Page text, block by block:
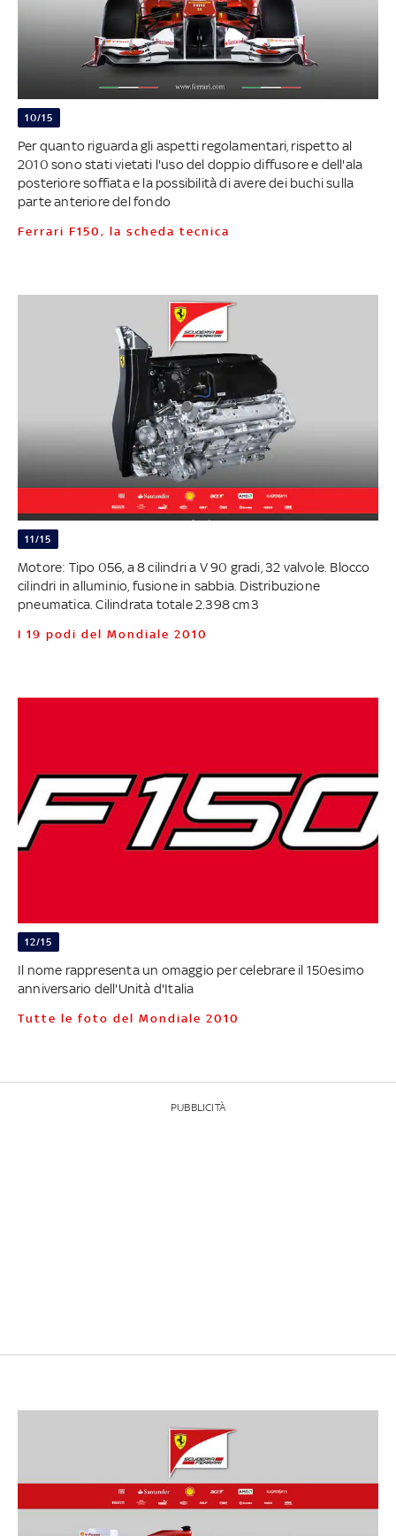
10/15
Per quanto riguarda gli aspetti regolamentari, rispetto al
2010 sono stati vietati l'uso del doppio diffusore e dell'ala
posteriore soffiata e la possibilità di avere dei buchi sulla
parte anteriore del fondo
Ferrari F150, la scheda tecnica
11/15
Motore: Tipo 056, a 8 cilindri a V 90 gradi, 32 valvole. Blocco
cilindri in alluminio, fusione in sabbia. Distribuzione
pneumatica. Cilindrata totale 2.398 cm3
I 19 podi del Mondiale 2010
12/15
Il nome rappresenta un omaggio per celebrare il 150esimo
anniversario dell'Unità d'Italia
Tutte le foto del Mondiale 2010
PUBBLICITÀ